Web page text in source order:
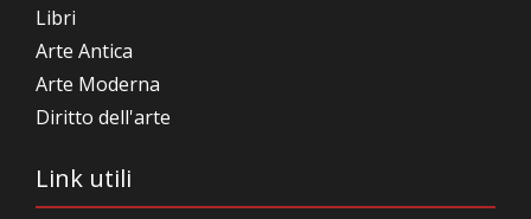
Libri
Arte Antica
Arte Moderna
Diritto dell'arte
Link utili